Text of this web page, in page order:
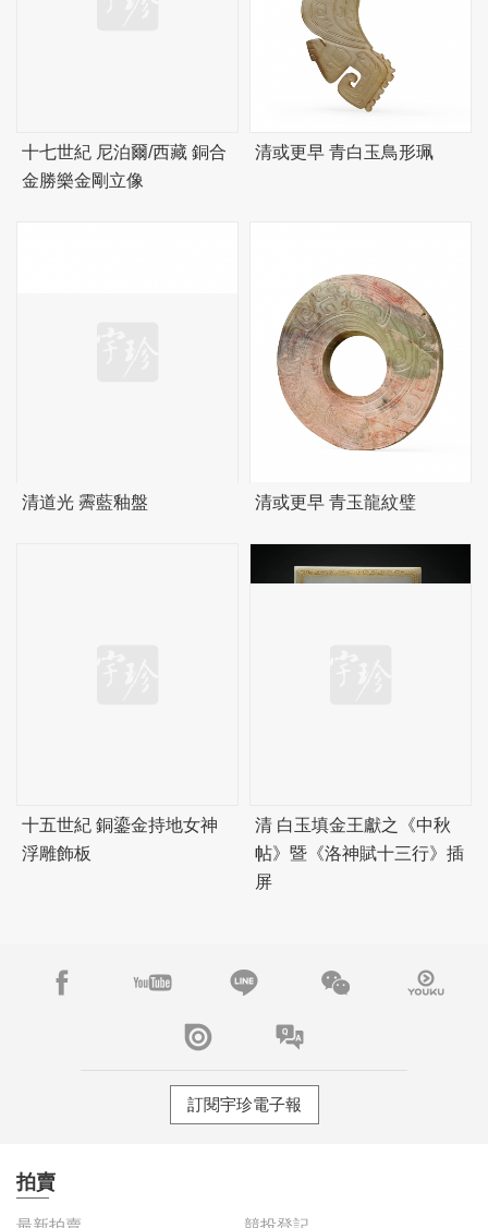
十七世紀 尼泊爾/西藏 銅合
金勝樂金剛立像
清或更早 青白玉鳥形珮
清道光 霽藍釉盤 清或更早 青玉龍紋璧
十五世紀 銅鎏金持地女神
浮雕飾板
清 白玉填金王獻之《中秋
帖》暨《洛神賦十三行》插
屏
訂閱宇珍電子報
拍賣